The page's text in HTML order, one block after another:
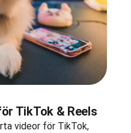
TikTok & Reels
videor för TikTok,